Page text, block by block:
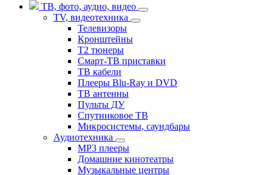
ТВ, фото, аудио, видео
TV, видеотехника
Телевизоры
Кронштейны
T2 тюнеры
Смарт-ТВ приставки
ТВ кабели
Плееры Blu-Ray и DVD
ТВ антенны
Пульты ДУ
Спутниковое ТВ
Микросистемы, саундбары
Аудиотехника
MP3 плееры
Домашние кинотеатры
Музыкальные центры